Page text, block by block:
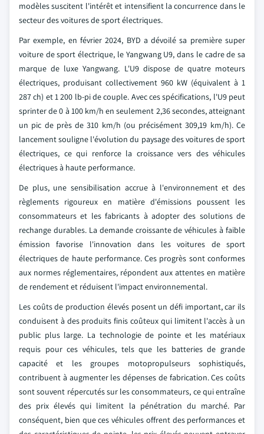
modèles suscitent l'intérêt et intensifient la concurrence dans le
secteur des voitures de sport électriques.
Par exemple, en février 2024, BYD a dévoilé sa première super
voiture de sport électrique, le Yangwang U9, dans le cadre de sa
marque de luxe Yangwang. L'U9 dispose de quatre moteurs
électriques, produisant collectivement 960 kW (équivalent à 1
287 ch) et 1 200 lb-pi de couple. Avec ces spécifications, l'U9 peut
sprinter de 0 à 100 km/h en seulement 2,36 secondes, atteignant
un pic de près de 310 km/h (ou précisément 309,19 km/h). Ce
lancement souligne l'évolution du paysage des voitures de sport
électriques, ce qui renforce la croissance vers des véhicules
électriques à haute performance.
De plus, une sensibilisation accrue à l'environnement et des
règlements rigoureux en matière d'émissions poussent les
consommateurs et les fabricants à adopter des solutions de
rechange durables. La demande croissante de véhicules à faible
émission favorise l'innovation dans les voitures de sport
électriques de haute performance. Ces progrès sont conformes
aux normes réglementaires, répondent aux attentes en matière
de rendement et réduisent l'impact environnemental.
Les coûts de production élevés posent un défi important, car ils
conduisent à des produits finis coûteux qui limitent l'accès à un
public plus large. La technologie de pointe et les matériaux
requis pour ces véhicules, tels que les batteries de grande
capacité et les groupes motopropulseurs sophistiqués,
contribuent à augmenter les dépenses de fabrication. Ces coûts
sont souvent répercutés sur les consommateurs, ce qui entraîne
des prix élevés qui limitent la pénétration du marché. Par
conséquent, bien que ces véhicules offrent des performances et